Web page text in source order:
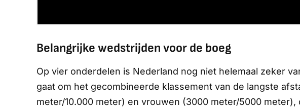
Belangrijke wedstrijden voor de boeg
Op vier onderdelen is Nederland nog niet helemaal zeker
gaat om het gecombineerde klassement van de langste
meter/10.000 meter) en vrouwen (3000 meter/5000 meter),